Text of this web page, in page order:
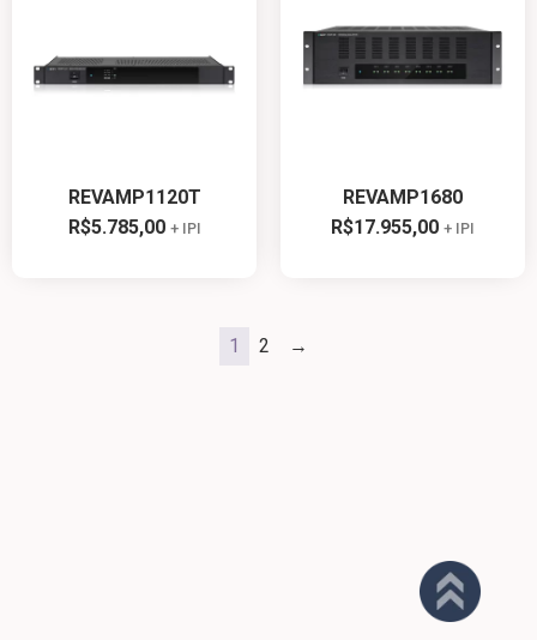
REVAMP1120T
R$5.785,00 + IPI
REVAMP1680
R$17.955,00 + IPI
1 2 →